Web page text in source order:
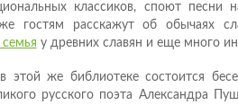
классиков, споют
гостям расскажут об обычаях
семья у древних славян и еще много
этой же библиотеке состоится
русского поэта Александра